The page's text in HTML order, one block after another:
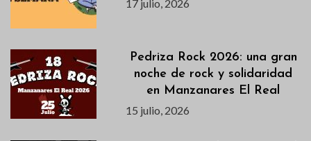
17 julio, 2026
Pedriza Rock 2026: una gran
noche de rock y solidaridad
en Manzanares El Real
15 julio, 2026